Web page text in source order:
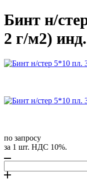
Бинт н/
2 г/м2)
по запросу
за 1 шт. НДС 10%.